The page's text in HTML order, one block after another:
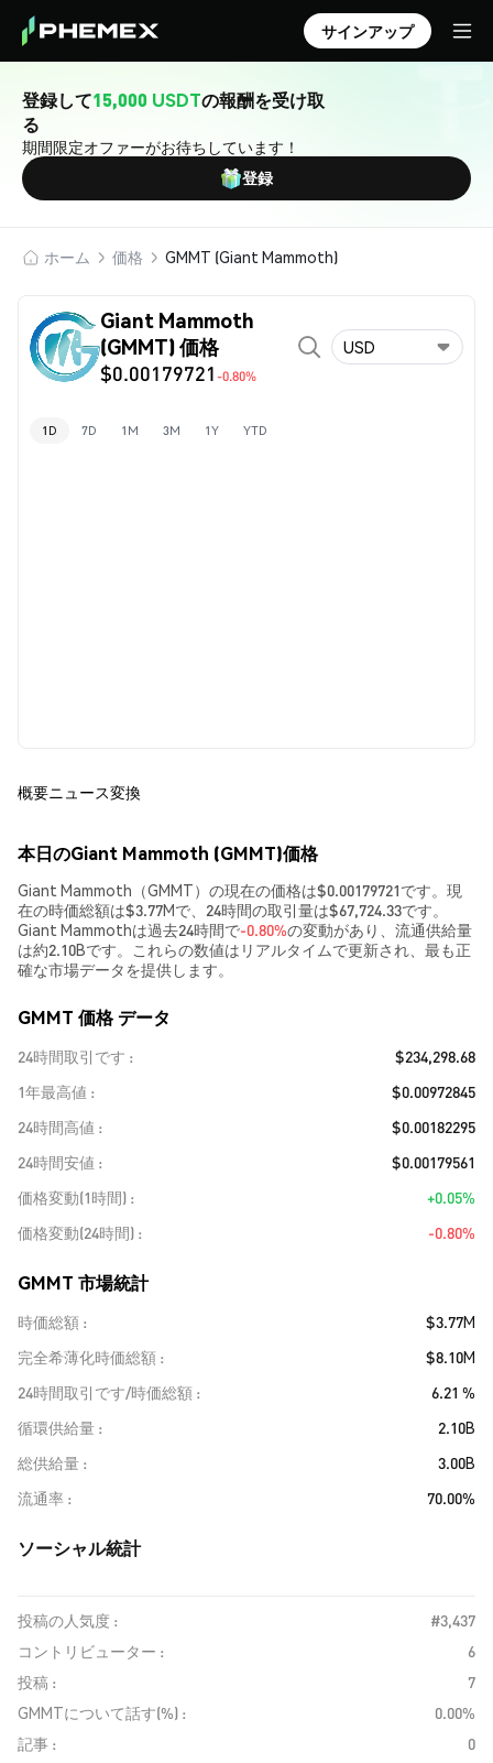
サインアップ
登録して15,000 USDTの報酬を受け取
る
期間限定オファーがお待ちしています！
登録
ホーム 価格 GMMT (Giant Mammoth)
Giant Mammoth
(GMMT) 価格
$0.00179721 -0.80%
USD
1D 7D 1M 3M 1Y YTD
概要ニュース変換
本日のGiant Mammoth (GMMT)価格
Giant Mammoth（GMMT）の現在の価格は$0.00179721です。現
在の時価総額は$3.77Mで、24時間の取引量は$67,724.33です。
Giant Mammothは過去24時間で-0.80%の変動があり、流通供給量
は約2.10Bです。これらの数値はリアルタイムで更新され、最も正
確な市場データを提供します。
GMMT 価格 データ
24時間取引です
$234,298.68
1年最高値
$0.00972845
24時間高値
$0.00182295
24時間安値
$0.00179561
価格変動(1時間)
+0.05%
価格変動(24時間)
-0.80%
GMMT 市場統計
時価総額
$3.77M
完全希薄化時価総額
$8.10M
24時間取引です/時価総額
6.21 %
循環供給量
2.10B
総供給量
3.00B
流通率
70.00%
ソーシャル統計
投稿の人気度 :
#3,437
コントリビューター :
6
投稿 :
7
GMMTについて話す(%) :
0.00%
記事 :
0